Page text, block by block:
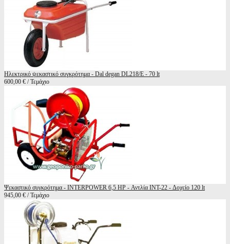
Ηλεκτρικό ψεκαστικό συγκρότημα - Dal degan DL218/E - 70 lt
600,00 € / Τεμάχιο
Ψεκαστικό συγκρότημα - INTERPOWER 6,5 HP - Αντλία INT-22 - Δοχείο 120 lt
945,00 € / Τεμάχιο